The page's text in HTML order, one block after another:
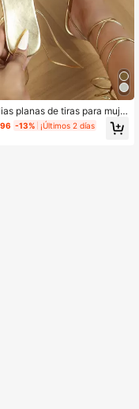
planas de tiras para muje
romano, doradas metalizada
tiras cruzadas, sexys, minima
-13% ¡Últimos 2 días